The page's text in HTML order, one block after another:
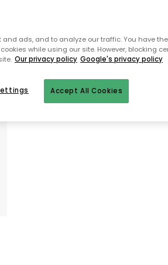
Til startsiden
ads, and to analyze our traffic. You have
while using our site. However, blocking
Our privacy policy Google's privacy policy
Accept All Cookies